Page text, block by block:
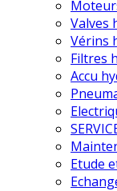
Valves
Vérins
Filtres
Accu
Etude